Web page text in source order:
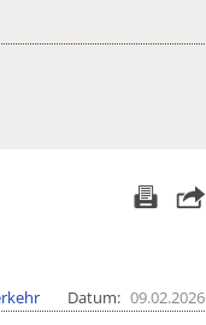
Datum 09.02.2026